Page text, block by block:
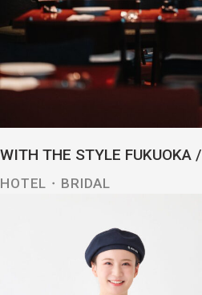
HOTEL・BRIDAL